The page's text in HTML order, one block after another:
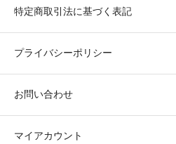
特定商取引法に基づく表記
プライバシーポリシー
お問い合わせ
マイアカウント